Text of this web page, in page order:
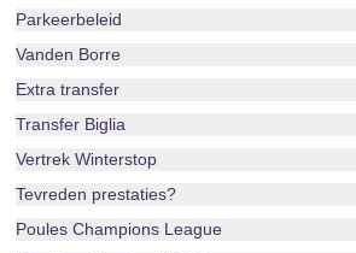
Parkeerbeleid
Vanden Borre
Extra transfer
Transfer Biglia
Vertrek Winterstop
Tevreden prestaties?
Poules Champions League